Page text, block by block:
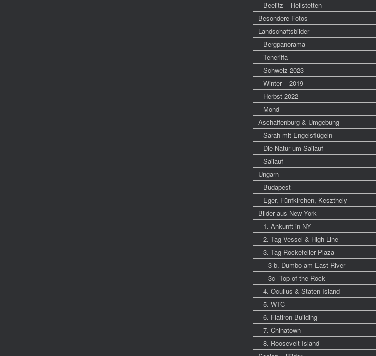
Beelitz – Heilstetten
Besondere Fotos
Landschaftsbilder
Bergpanorama
Teneriffa
Schweiz 2023
Winter – 2019
Herbst 2022
Mond
Aschaffenburg & Umgebung
Sarah mit Engelsflügeln
Die Natur um Sailauf
Sailauf
Ungarn
Budapest
Eger, Fünfkirchen, Keszthely
Bilder aus New York
1. Ankunft in NY
2. Tag Vessel & High Line
3. Tag Rockefeller Plaza
3-b. Dumbo am East River
3c- Top of the Rock
4. Ocullus & Staten Island
5. WTC
6. Flatiron Building
7. Chinatown
8. Roosevelt Island